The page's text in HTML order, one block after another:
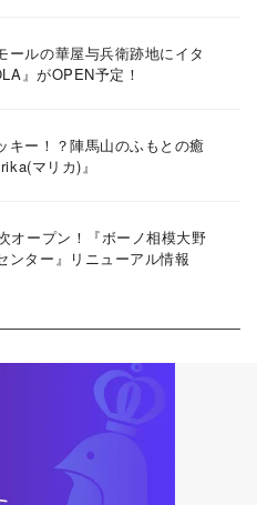
ールの華屋与兵衛跡地にイタ
』がOPEN予定！
キー！？陣馬山のふもとの癒
マリカ)』
オープン！『ボーノ相模大野
ンター』リニューアル情報